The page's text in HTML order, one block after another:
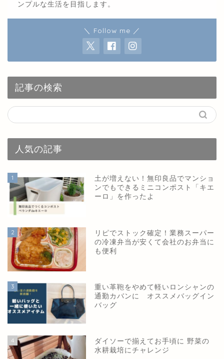
ンプルな生活を目指します。
＼ Follow me ／
記事の検索
人気の記事
1
土が増えない！無印良品でマンショ
ンでもできるミニコンポスト「キエ
ーロ」を作ったよ
2
リピでストック確定！業務スーパー
の冷凍弁当が安くて会社のお弁当に
も便利
3
重い革鞄をやめて軽いロンシャンの
通勤カバンに オススメバッグイン
バッグ
4
ダイソーで揃えてお手頃に 野菜の
水耕栽培にチャレンジ